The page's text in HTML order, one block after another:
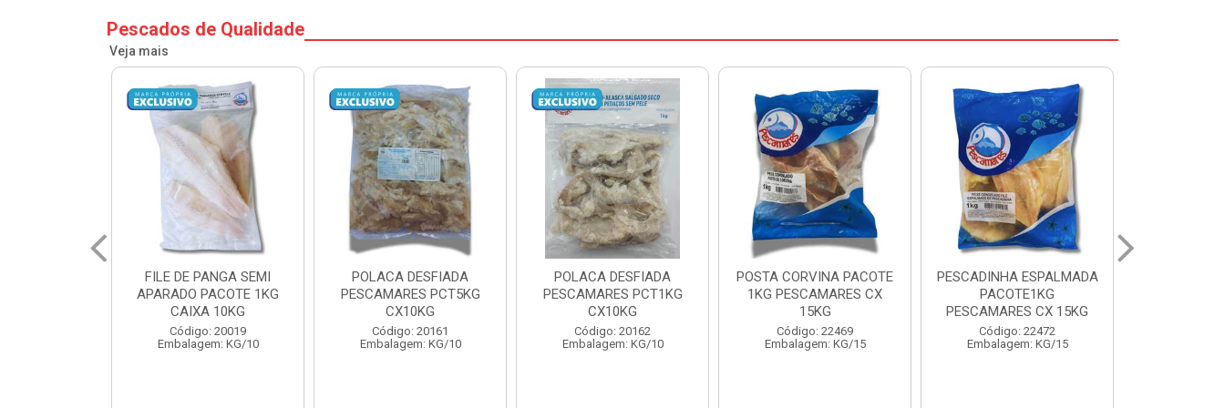
Pescados de Qualidade
Veja mais
POLACA DESFIADA
PESCAMARES PCT5KG
CX10KG
Código: 20161
Embalagem: KG/10
POLACA DESFIADA
PESCAMARES PCT1KG
CX10KG
Código: 20162
Embalagem: KG/10
POSTA CORVINA PACOTE
1KG PESCAMARES CX
15KG
Código: 22469
Embalagem: KG/15
PESCADINHA ESPALMADA
PACOTE1KG
PESCAMARES CX 15KG
Código: 22472
Embalagem: KG/15
FILE DE PANGA PREMIUM
PACOTE 1KG CAIXA 10KG
Código: 20021
Embalagem: KG/10